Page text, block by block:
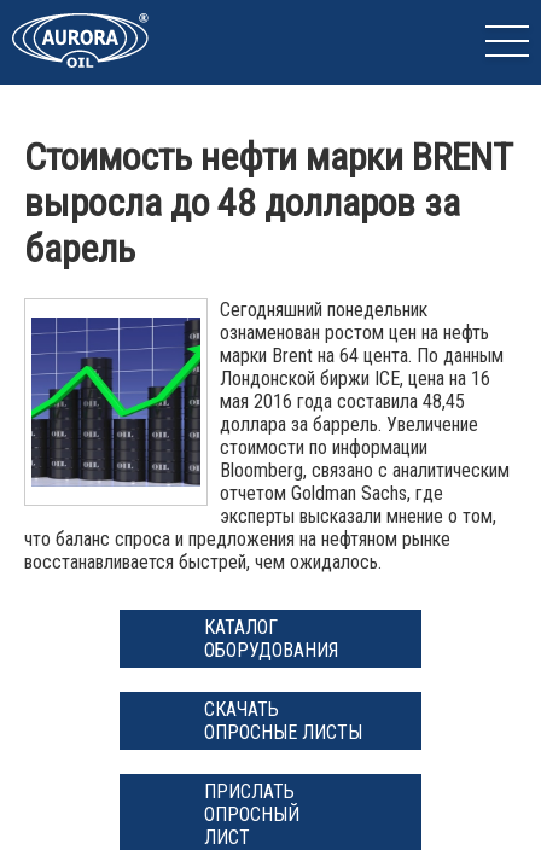
Стоимость нефти марки BRENT
выросла до 48 долларов за
барель
Сегодняшний понедельник
ознаменован ростом цен на нефть
марки Brent на 64 цента. По данным
Лондонской биржи ICE, цена на 16
мая 2016 года составила 48,45
доллара за баррель. Увеличение
стоимости по информации
Bloomberg, связано с аналитическим
отчетом Goldman Sachs, где
эксперты высказали мнение о том,
что баланс спроса и предложения на нефтяном рынке
восстанавливается быстрей, чем ожидалось.
КАТАЛОГ
ОБОРУДОВАНИЯ
СКАЧАТЬ
ОПРОСНЫЕ ЛИСТЫ
ПРИСЛАТЬ
ОПРОСНЫЙ
ЛИСТ